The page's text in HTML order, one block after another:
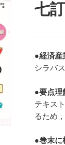
七
●経済産
シラバ
●要点理
テキス
るため
●巻末に